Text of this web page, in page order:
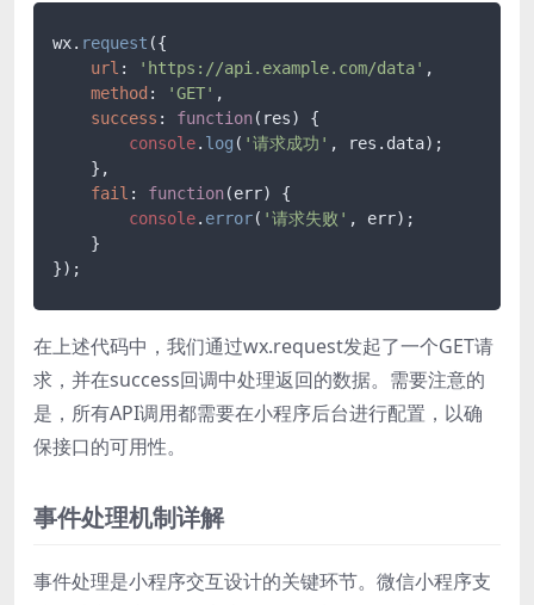
wx. request ({
url : 'https://api.example.com/data' ,
method : 'GET' ,
success : function( res) {
console. log ( '请求成功' , res. data);
    },
fail : function(err) {
console. error( '请求失败' , err);
    }
在上述代码中，我们通过wx.request发起了一个GET请
求，并在success回调中处理返回的数据。需要注意的
是，所有API调用都需要在小程序后台进行配置，以确
保接口的可用性。
事件处理机制详解
事件处理是小程序交互设计的关键环节。微信小程序支